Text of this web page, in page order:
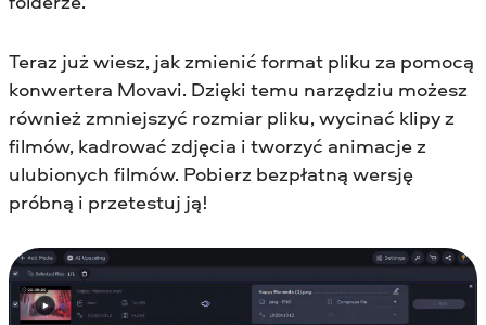
Teraz już wiesz, jak zmienić format pliku za pomocą
konwertera Movavi. Dzięki temu narzędziu możesz
również zmniejszyć rozmiar pliku, wycinać klipy z
filmów, kadrować zdjęcia i tworzyć animacje z
ulubionych filmów. Pobierz bezpłatną wersję
próbną i przetestuj ją!